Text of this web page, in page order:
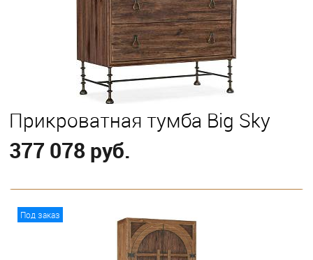
Прикроватная тумба Big Sky
377 078 руб.
В корзину
Под заказ